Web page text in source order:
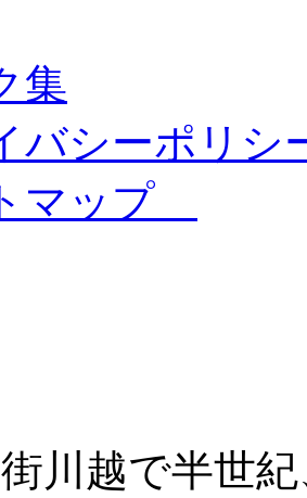
集
バシーポリシ
マップ
川越で半世